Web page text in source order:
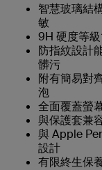
智慧玻璃結
敏
9H 硬度等
防指紋設計
髒污
附有簡易對
泡
全面覆蓋螢
與保護套兼
與 Apple
設計
有限終生保